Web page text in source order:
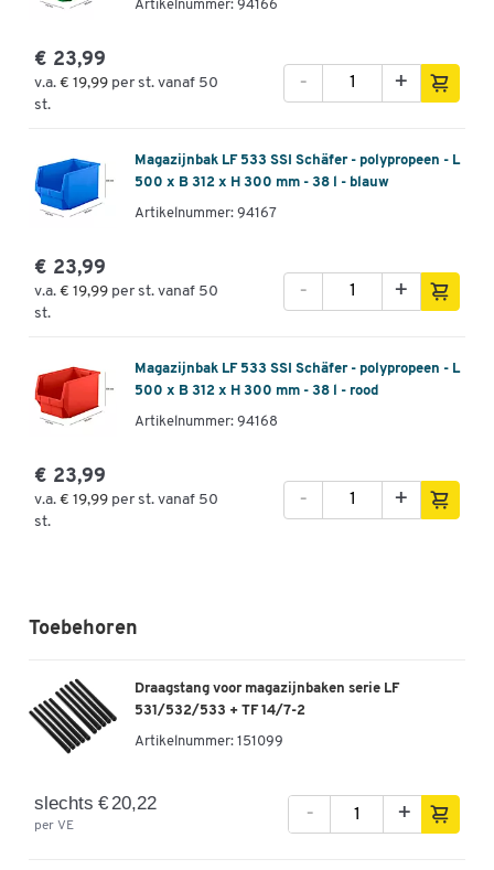
Artikelnummer: 94166
€ 23,99
v.a. € 19,99 per st. vanaf 50
st.
+
-
Magazijnbak LF 533 SSI Schäfer - polypropeen - L
500 x B 312 x H 300 mm - 38 l - blauw
Artikelnummer: 94167
€ 23,99
v.a. € 19,99 per st. vanaf 50
st.
+
-
Magazijnbak LF 533 SSI Schäfer - polypropeen - L
500 x B 312 x H 300 mm - 38 l - rood
Artikelnummer: 94168
€ 23,99
v.a. € 19,99 per st. vanaf 50
st.
+
-
Toebehoren
Draagstang voor magazijnbaken serie LF
531/532/533 + TF 14/7-2
Artikelnummer: 151099
slechts € 20,22
per VE
- +